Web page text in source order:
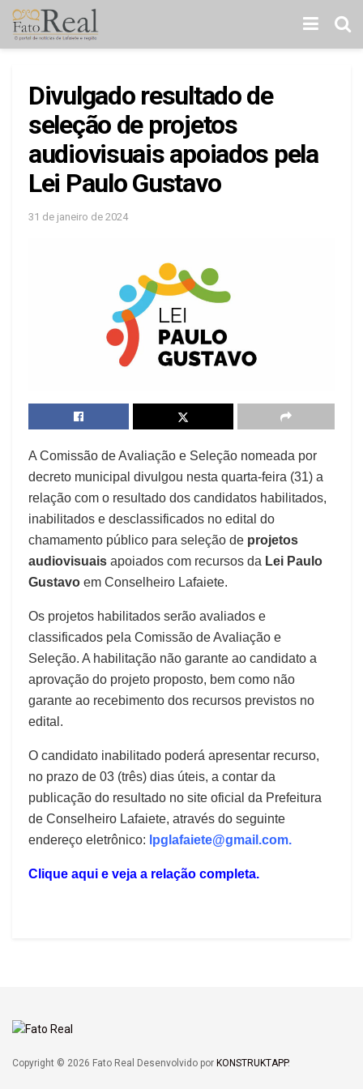
Divulgado resultado de
seleção de projetos
audiovisuais apoiados pela
Lei Paulo Gustavo
31 de janeiro de 2024
A Comissão de Avaliação e Seleção nomeada por
decreto municipal divulgou nesta quarta-feira (31) a
relação com o resultado dos candidatos habilitados,
inabilitados e desclassificados no edital do
chamamento público para seleção de projetos
audiovisuais apoiados com recursos da Lei Paulo
Gustavo em Conselheiro Lafaiete.
Os projetos habilitados serão avaliados e
classificados pela Comissão de Avaliação e
Seleção. A habilitação não garante ao candidato a
aprovação do projeto proposto, bem como não
garante ao recebimento dos recursos previstos no
edital.
O candidato inabilitado poderá apresentar recurso,
no prazo de 03 (três) dias úteis, a contar da
publicação do resultado no site oficial da Prefeitura
de Conselheiro Lafaiete, através do seguinte
endereço eletrônico: lpglafaiete@gmail.com.
Clique aqui e veja a relação completa.
Copyright © 2026 Fato Real Desenvolvido por KONSTRUKTAPP.